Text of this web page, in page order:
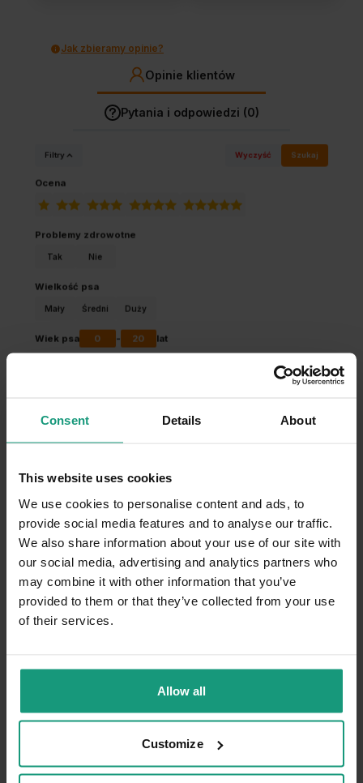
Consent Details About
This website uses cookies
We use cookies to personalise content and ads, to
provide social media features and to analyse our traffic.
We also share information about your use of our site with
our social media, advertising and analytics partners who
may combine it with other information that you’ve
provided to them or that they’ve collected from your use
of their services.
Allow all
Customize
Jak zbieramy opinie?
Opinie klientów
Pytania i odpowiedzi (0)
Filtry Wyczyść Szukaj
Ocena
Problemy zdrowotne
Tak Nie
Wielkość psa
Mały Średni Duży
Wiek psa 0 - 20 lat
Podsumowanie AI
Ogólne zadowolenie
Karma cieszy się bardzo wysoką oceną
użytkowników, którzy podkreślają jejdoskonałą
smakowitośćoraz dobry skład, doceniany zarówno
przez psy, jak i ich opiekunów. Zwierzęta
chętnie
tę karmę, a jej wpływ na zdrowie, w tym na
sierść i trawienie, jest oceniany pozytywnie. Choć
pojawiają się drobne uwagi dotyczącekonsystencji
czyopakowania, nie wpływają one na ogólne
zadowolenie. To produkt
skład (48) smakowitość (38) zdrowie (25)
konsystencja (1)
Zobacz całe podsumowanie